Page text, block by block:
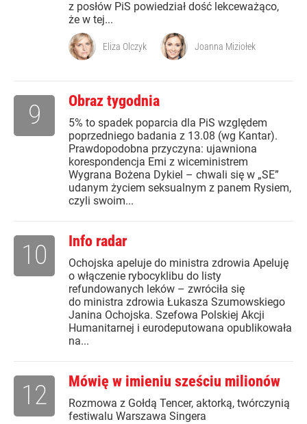
z posłów PiS powiedział dość lekceważąco,
że w tej...
Eliza Olczyk Joanna Miziołek
Obraz tygodnia
5% to spadek poparcia dla PiS względem
poprzedniego badania z 13.08 (wg Kantar).
Prawdopodobna przyczyna: ujawniona
korespondencja Emi z wiceministrem
Wygrana Bożena Dykiel – chwali się w „SE”
udanym życiem seksualnym z panem Rysiem,
czyli swoim...
9
Info radar
Ochojska apeluje do ministra zdrowia Apeluję
o włączenie rybocyklibu do listy
refundowanych leków – zwróciła się
do ministra zdrowia Łukasza Szumowskiego
Janina Ochojska. Szefowa Polskiej Akcji
Humanitarnej i eurodeputowana opublikowała
na...
10
Mówię w imieniu sześciu milionów
Rozmowa z Gołdą Tencer, aktorką, twórczynią
festiwalu Warszawa Singera
12